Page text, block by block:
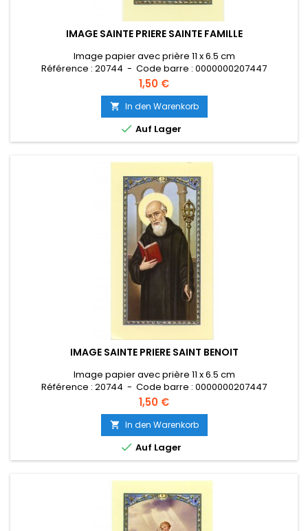
IMAGE SAINTE PRIERE SAINTE FAMILLE
Image papier avec prière 11 x 6.5 cm
Référence : 20744 - Code barre : 0000000207447
Preis
1,50 €
 In den Warenkorb
 Auf Lager
IMAGE SAINTE PRIERE SAINT BENOIT
Image papier avec prière 11 x 6.5 cm
Référence : 20744 - Code barre : 0000000207447
Preis
1,50 €
 In den Warenkorb
 Auf Lager